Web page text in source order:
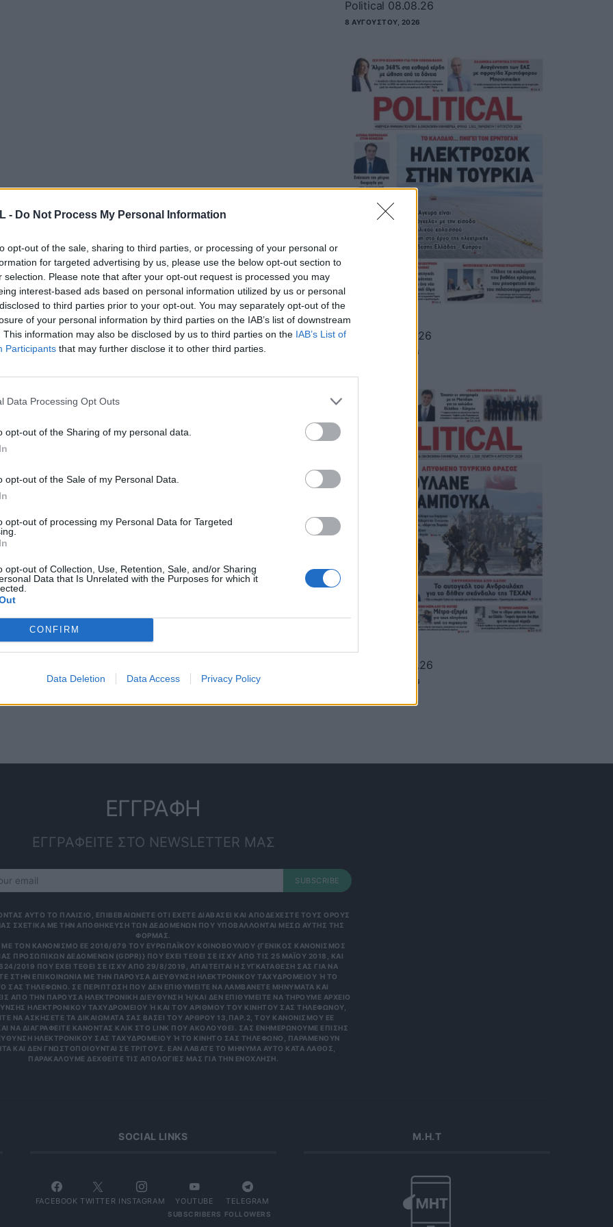
- Do Not Process My Personal Information
opt-out of the sale, sharing to third parties, or processing of your personal or
for targeted advertising by us, please use the below opt-out section to
selection. Please note that after your opt-out request is processed you may
interest-based ads based on personal information utilized by us or personal
to third parties prior to your opt-out. You may separately opt-out of the
of your personal information by third parties on the IAB’s list of downstream
This information may also be disclosed by us to third parties on the IAB’s List of
Participants that may further disclose it to other third parties.
Data Processing Opt Outs
opt-out of the Sharing of my personal data.
opt-out of the Sale of my Personal Data.
opt-out of processing my Personal Data for Targeted
opt-out of Collection, Use, Retention, Sale, and/or Sharing
Data that Is Unrelated with the Purposes for which it
CONFIRM
Data Deletion Data Access Privacy Policy
Political 08.08.26
8 ΑΥΓΟΎΣΤΟΥ, 2026
Political 07.08.26
7 ΑΥΓΟΎΣΤΟΥ, 2026
Political 06.08.26
6 ΑΥΓΟΎΣΤΟΥ, 2026
ΕΓΓΡΑΦΗ
ΕΓΓΡΑΦΕΙΤΕ ΣΤΟ NEWSLETTER ΜΑΣ
SUBSCRIBE
ΑΥΤΟ ΤΟ ΠΛΑΙΣΙΟ, ΕΠΙΒΕΒΑΙΩΝΕΤΕ ΟΤΙ ΕΧΕΤΕ ΔΙΑΒΑΣΕΙ ΚΑΙ ΑΠΟΔΕΧΕΣΤΕ ΤΟΥΣ ΟΡΟΥΣ
ΣΧΕΤΙΚΑ ΜΕ ΤΗΝ ΑΠΟΘΗΚΕΥΣΗ ΤΩΝ ΔΕΔΟΜΕΝΩΝ ΠΟΥ ΥΠΟΒΑΛΛΟΝΤΑΙ ΜΕΣΩ ΑΥΤΗΣ ΤΗΣ
ΦΟΡΜΑΣ.
ΤΟΝ ΚΑΝΟΝΙΣΜΌ ΕΕ 2016/679 ΤΟΥ ΕΥΡΩΠΑΪΚΟΎ ΚΟΙΝΟΒΟΥΛΊΟΥ {ΓΕΝΙΚΌΣ ΚΑΝΟΝΙΣΜΌΣ
ΠΡΟΣΩΠΙΚΏΝ ΔΕΔΟΜΈΝΩΝ (GDPR)} ΠΟΥ ΈΧΕΙ ΤΕΘΕΊ ΣΕ ΙΣΧΎ ΑΠΌ ΤΙΣ 25 ΜΑΪ́ΟΥ 2018, ΚΑΙ
2019 ΠΟΥ ΈΧΕΙ ΤΕΘΕΊ ΣΕ ΙΣΧΎ ΑΠΌ 29/8/2019, ΑΠΑΙΤΕΊΤΑΙ Η ΣΥΓΚΑΤΆΘΕΣΉ ΣΑΣ ΓΙΑ ΝΑ
ΣΤΗΝ ΕΠΙΚΟΙΝΩΝΊΑ ΜΕ ΤΗΝ ΠΑΡΟΎΣΑ ΔΙΕΎΘΥΝΣΗ ΗΛΕΚΤΡΟΝΙΚΟΎ ΤΑΧΥΔΡΟΜΕΊΟΥ Ή ΤΟ Κ
ΣΑΣ ΤΗΛΈΦΩΝΟ. ΣΕ ΠΕΡΊΠΤΩΣΗ ΠΟΥ ΔΕΝ ΕΠΙΘΥΜΕΊΤΕ ΝΑ ΛΑΜΒΆΝΕΤΕ ΜΗΝΎΜΑΤΑ ΚΑΙ Ε
ΑΠΌ ΤΗΝ ΠΑΡΟΎΣΑ ΗΛΕΚΤΡΟΝΙΚΉ ΔΙΕΎΘΥΝΣΗ Ή/ΚΑΙ ΔΕΝ ΕΠΙΘΥΜΕΊΤΕ ΝΑ ΤΗΡΟΎΜΕ ΑΡΧΕΊΟ ΤΗ
ΗΛΕΚΤΡΟΝΙΚΟΎ ΤΑΧΥΔΡΟΜΕΊΟΥ Ή ΚΑΙ ΤΟΥ ΑΡΙΘΜΟΎ ΤΟΥ ΚΙΝΗΤΟΎ ΣΑΣ ΤΗΛΕΦΏΝΟΥ, ΜΠΟ
ΑΣΚΉΣΕΤΕ ΤΑ ΔΙΚΑΙΏΜΑΤΆ ΣΑΣ ΒΆΣΕΙ ΤΟΥ ΆΡΘΡΟΥ 13,ΠΑΡ.2, ΤΟΥ ΚΑΝΟΝΙΣΜΟΎ ΕΕ 201
ΔΙΑΓΡΑΦΕΊΤΕ ΚΆΝΟΝΤΑΣ ΚΛΙΚ ΣΤΟ LINK ΠΟΥ ΑΚΟΛΟΥΘΕΊ. ΣΑΣ ΕΝΗΜΕΡΏΝΟΥΜΕ ΕΠΊΣΗΣ ΌΤΙ
ΗΛΕΚΤΡΟΝΙΚΟΎ ΣΑΣ ΤΑΧΥΔΡΟΜΕΊΟΥ Ή ΤΟ ΚΙΝΗΤΌ ΣΑΣ ΤΗΛΈΦΩΝΟ, ΠΑΡΑΜΈΝΟΥΝ ΑΠΌΡ
ΔΕΝ ΓΝΩΣΤΟΠΟΙΟΎΝΤΑΙ ΣΕ ΤΡΊΤΟΥΣ. ΕΆΝ ΛΆΒΑΤΕ ΤΟ ΜΉΝΥΜΑ ΑΥΤΌ ΚΑΤΆ ΛΆΘΟΣ, ΠΑΡΑ
ΚΑΛΟΎΜΕ ΔΕΧΘΕΊΤΕ ΤΙΣ ΑΠΟΛΟΓΊΕΣ ΜΑΣ ΓΙΑ ΤΗΝ ΕΝΌΧΛΗΣΗ.
SOCIAL LINKS
FACEBOOK TWITTER INSTAGRAM YOUTUBE
SUBSCRIBERS
TELEGRAM
FOLLOWERS
Μ.Η.Τ